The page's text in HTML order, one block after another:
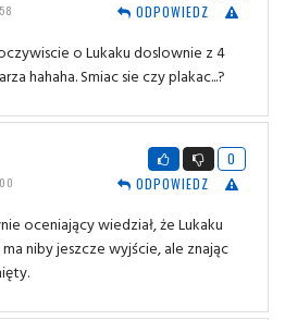
ODPOWIEDZ
o Lukaku doslownie z 4
hahaha. Smiac sie czy plakac...?
0
ODPOWIEDZ
oceniający wiedział, że Lukaku
ma niby jeszcze wyjście, ale znając